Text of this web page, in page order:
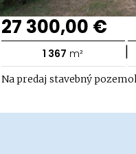
27 300,00 €
1 367 m² |
Na predaj stavebný